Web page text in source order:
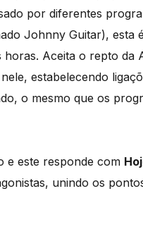
por diferentes
Johnny Guitar), esta
Aceita o repto da
estabelecendo
o mesmo que os
e este responde com
unindo os